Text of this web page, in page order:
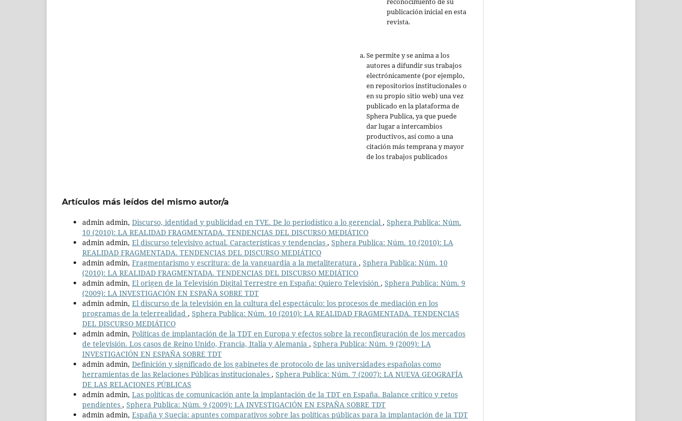
publicación inicial en esta
revista.
Se permite y se anima a los
autores a difundir sus trabajos
electrónicamente (por ejemplo,
en repositorios institucionales o
en su propio sitio web) una vez
publicado en la plataforma de
Sphera Publica, ya que puede
dar lugar a intercambios
productivos, así como a una
citación más temprana y mayor
de los trabajos publicados
Artículos más leídos del mismo autor/a
admin admin, Discurso, identidad y publicidad en TVE. De lo periodístico a lo gerencial , Sphera Publica: Núm.
10 (2010): LA REALIDAD FRAGMENTADA. TENDENCIAS DEL DISCURSO MEDIÁTICO
admin admin, El discurso televisivo actual. Características y tendencias , Sphera Publica: Núm. 10 (2010): LA
REALIDAD FRAGMENTADA. TENDENCIAS DEL DISCURSO MEDIÁTICO
admin admin, Fragmentarismo y escritura: de la vanguardia a la metaliteratura , Sphera Publica: Núm. 10
(2010): LA REALIDAD FRAGMENTADA. TENDENCIAS DEL DISCURSO MEDIÁTICO
admin admin, El origen de la Televisión Digital Terrestre en España: Quiero Televisión , Sphera Publica: Núm. 9
(2009): LA INVESTIGACIÓN EN ESPAÑA SOBRE TDT
admin admin, El discurso de la televisión en la cultura del espectáculo: los procesos de mediación en los
programas de la telerrealidad , Sphera Publica: Núm. 10 (2010): LA REALIDAD FRAGMENTADA. TENDENCIAS
DEL DISCURSO MEDIÁTICO
admin admin, Políticas de implantación de la TDT en Europa y efectos sobre la reconfiguración de los mercados
de televisión. Los casos de Reino Unido, Francia, Italia y Alemania , Sphera Publica: Núm. 9 (2009): LA
INVESTIGACIÓN EN ESPAÑA SOBRE TDT
admin admin, Definición y significado de los gabinetes de protocolo de las universidades españolas como
herramientas de las Relaciones Públicas institucionales , Sphera Publica: Núm. 7 (2007): LA NUEVA GEOGRAFÍA
DE LAS RELACIONES PÚBLICAS
admin admin, Las políticas de comunicación ante la implantación de la TDT en España. Balance crítico y retos
pendientes , Sphera Publica: Núm. 9 (2009): LA INVESTIGACIÓN EN ESPAÑA SOBRE TDT
admin admin, España y Suecia: apuntes comparativos sobre las políticas públicas para la implantación de la TDT